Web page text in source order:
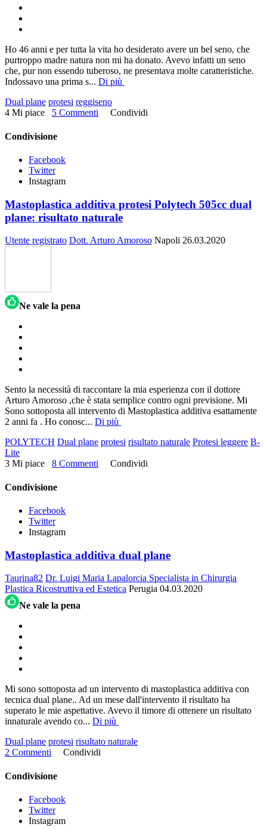
Ho 46 anni e per tutta la vita ho desiderato avere un bel seno, che
purtroppo madre natura non mi ha donato. Avevo infatti un seno
che, pur non essendo tuberoso, ne presentava molte caratteristiche.
Indossavo una prima s... Di più
Dual plane protesi reggiseno
4 Mi piace 5 Commenti Condividi
Condivisione
Facebook
Twitter
Instagram
Mastoplastica additiva protesi Polytech 505cc dual
plane: risultato naturale
Utente registrato Dott. Arturo Amoroso Napoli 26.03.2020
Ne vale la pena
Sento la necessità di raccontare la mia esperienza con il dottore
Arturo Amoroso ,che è stata semplice contro ogni previsione. Mi
Sono sottoposta all intervento di Mastoplastica additiva esattamente
2 anni fa . Ho conosc... Di più
POLYTECH Dual plane protesi risultato naturale Protesi leggere B-
Lite
3 Mi piace 8 Commenti Condividi
Condivisione
Facebook
Twitter
Instagram
Mastoplastica additiva dual plane
Taurina82 Dr. Luigi Maria Lapalorcia Specialista in Chirurgia
Plastica Ricostruttiva ed Estetica Perugia 04.03.2020
Ne vale la pena
Mi sono sottoposta ad un intervento di mastoplastica additiva con
tecnica dual plane.. Ad un mese dall'intervento il risultato ha
superato le mie aspettative. Avevo il timore di ottenere un risultato
innaturale avendo co... Di più
Dual plane protesi risultato naturale
2 Commenti
Condividi
Condivisione
Facebook
Twitter
Instagram